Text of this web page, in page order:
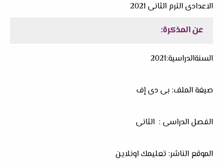
الاعدادى الترم الثانى 2021
عن المذكرة:
السنةالدراسية:2021
صيغة الملف: بى دى إف
الفصل الدراسى : الثانى
الموقع الناشر: تعليمك اونلاين